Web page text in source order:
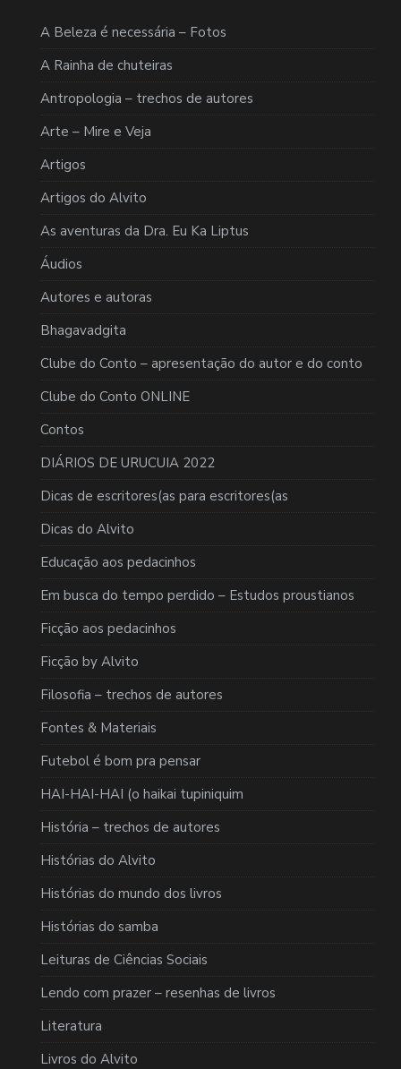
A Beleza é necessária – Fotos
A Rainha de chuteiras
Antropologia – trechos de autores
Arte – Mire e Veja
Artigos
Artigos do Alvito
As aventuras da Dra. Eu Ka Liptus
Áudios
Autores e autoras
Bhagavadgita
Clube do Conto – apresentação do autor e do conto
Clube do Conto ONLINE
Contos
DIÁRIOS DE URUCUIA 2022
Dicas de escritores(as para escritores(as
Dicas do Alvito
Educação aos pedacinhos
Em busca do tempo perdido – Estudos proustianos
Ficção aos pedacinhos
Ficção by Alvito
Filosofia – trechos de autores
Fontes & Materiais
Futebol é bom pra pensar
HAI-HAI-HAI (o haikai tupiniquim
História – trechos de autores
Histórias do Alvito
Histórias do mundo dos livros
Histórias do samba
Leituras de Ciências Sociais
Lendo com prazer – resenhas de livros
Literatura
Livros do Alvito